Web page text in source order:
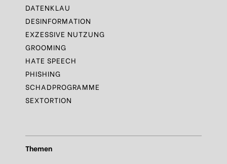
DATENKLAU
DESINFORMATION
EXZESSIVE NUTZUNG
GROOMING
HATE SPEECH
PHISHING
SCHADPROGRAMME
SEXTORTION
Themen